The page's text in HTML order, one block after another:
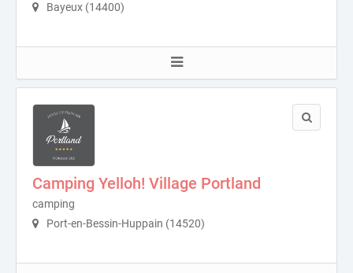
Bayeux (14400)
Camping Yelloh! Village Portland
camping
Port-en-Bessin-Huppain (14520)